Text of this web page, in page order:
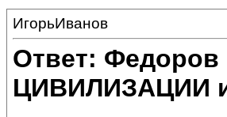
ИгорьИванов
Ответ:
ЦИВИЛИЗАЦИИ